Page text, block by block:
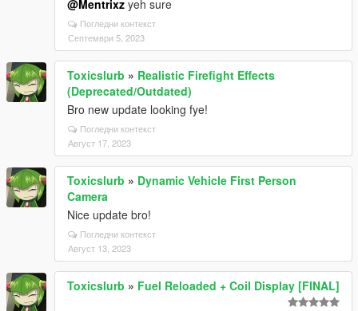
@Mentrixz yeh sure
Погледни контекст
Септември 5, 2023
Toxicslurb » Realistic Firefight Effects
(Deprecated/Outdated)
Bro new update looking fye!
Погледни контекст
Август 17, 2023
Toxicslurb » Dynamic Vehicle First Person
Camera
Nice update bro!
Погледни контекст
Август 13, 2023
Toxicslurb » Fuel Reloaded + Coil Display [FINAL]